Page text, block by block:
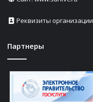
Реквизиты организации
Партнеры